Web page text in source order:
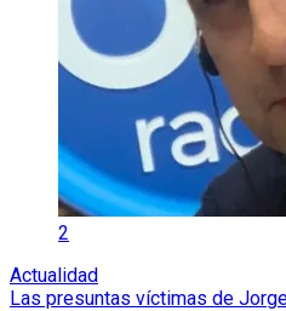
2
Actualidad
Las presuntas víctimas de